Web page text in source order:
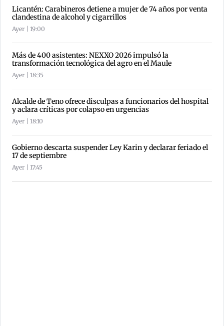
Licantén: Carabineros detiene a mujer de 74 años por venta
clandestina de alcohol y cigarrillos
Ayer | 19:00
Más de 400 asistentes: NEXXO 2026 impulsó la
transformación tecnológica del agro en el Maule
Ayer | 18:35
Alcalde de Teno ofrece disculpas a funcionarios del hospital
y aclara críticas por colapso en urgencias
Ayer | 18:10
Gobierno descarta suspender Ley Karin y declarar feriado el
17 de septiembre
Ayer | 17:45